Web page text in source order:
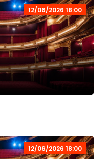
12/06/2026 18:00
12/06/2026 18:00